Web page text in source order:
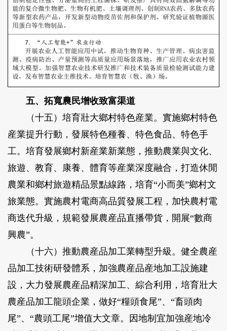
五、拓寬農民增收致富渠道
（十五）培育壯大鄉村特色産業。 實施鄉村特色
産業提升行動，發展特色種養、特色食品、特色手
工。培育發展鄉村新産業新業態，推動農業與文化、
旅遊、教育、康養、體育等産業深度融合，打造休閒
農業和鄉村旅遊精品景點線路，培育“小而美”鄉村文
旅業態。實施農村電商高品質發展工程，加快農村電
商迭代升級，規範發展農産品直播帶貨，開展“數商
興農”。
（十六）推動農産品加工業轉型升級。 健全農産
品加工技術研發體系，加強農産品産地加工設施建
設，大力發展農産品精深加工、綜合利用，培育壯大
農産品加工龍頭企業，做好“糧頭食尾”、“畜頭肉
尾”、“農頭工尾”增值大文章。因地制宜加強産地冷